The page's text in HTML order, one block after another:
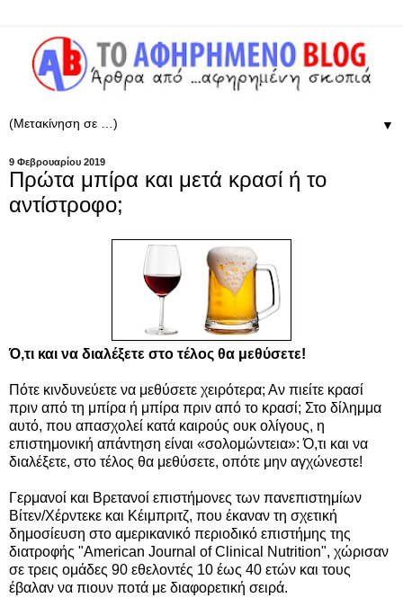
▼
9 Φεβρουαρίου 2019
Πρώτα μπίρα και μετά κρασί ή το
αντίστροφο;
Ό,τι και να διαλέξετε στο τέλος θα μεθύσετε!
Πότε κινδυνεύετε να μεθύσετε χειρότερα; Αν πιείτε κρασί
πριν από τη μπίρα ή μπίρα πριν από το κρασί; Στο δίλημμα
αυτό, που απασχολεί κατά καιρούς ουκ ολίγους, η
επιστημονική απάντηση είναι «σολομώντεια»: Ό,τι και να
διαλέξετε, στο τέλος θα μεθύσετε, οπότε μην αγχώνεστε!
Γερμανοί και Βρετανοί επιστήμονες των πανεπιστημίων
Βίτεν/Χέρντεκε και Κέιμπριτζ, που έκαναν τη σχετική
δημοσίευση στο αμερικανικό περιοδικό επιστήμης της
διατροφής "American Journal of Clinical Nutrition", χώρισαν
σε τρεις ομάδες 90 εθελοντές 10 έως 40 ετών και τους
έβαλαν να πιουν ποτά με διαφορετική σειρά.